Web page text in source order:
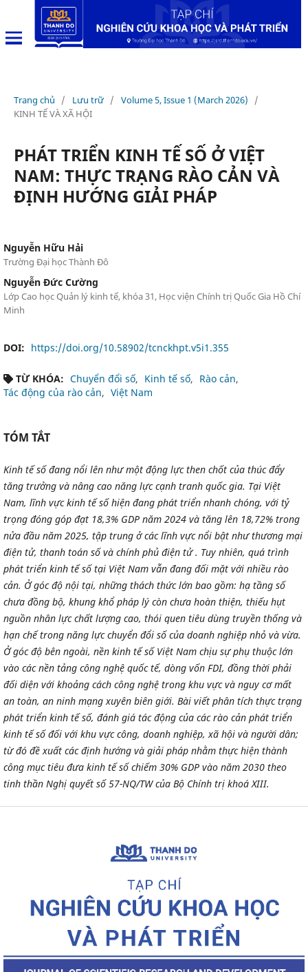
Trang chủ / Lưu trữ / Volume 5, Issue 1 (March 2026)
/
KINH TẾ VÀ XÃ HỘI
PHÁT TRIỂN KINH TẾ SỐ Ở VIỆT
NAM: THỰC TRẠNG RÀO CẢN VÀ
ĐỊNH HƯỚNG GIẢI PHÁP
Nguyễn Hữu Hải
Trường Đại học Thành Đô
Nguyễn Đức Cường
Lớp Cao học Quản lý kinh tế, khóa 31, Học viện Chính trị Quốc Gia Hồ Chí
Minh
DOI: https://doi.org/10.58902/tcnckhpt.v5i1.355
TỪ KHÓA: Chuyển đổi số Kinh tế số
Rào cản
Tác động của rào cản
Việt Nam
TÓM TẮT
Kinh tế số đang nổi lên như một động lực then chốt của thúc đẩy
tăng trưởng và nâng cao năng lực cạnh tranh quốc gia. Tại Việt
Nam, lĩnh vực kinh tế số hiện đang phát triển nhanh chóng, với tỷ
trọng đóng góp đạt 18,3% GDP năm 2024 và tăng lên 18,72% trong
nửa đầu năm 2025, tập trung ở các lĩnh vực nổi bật như thương mại
điện tử, thanh toán số và chính phủ điện tử . Tuy nhiên, quá trình
phát triển kinh tế số tại Việt Nam vẫn đang đối mặt với nhiều rào
cản. Ở góc độ nội tại, những thách thức lớn bao gồm: hạ tầng số
chưa đồng bộ, khung khổ pháp lý còn chưa hoàn thiện, thiếu hụt
nguồn nhân lực chất lượng cao, thói quen tiêu dùng truyền thống và
hạn chế trong năng lực chuyển đổi số của doanh nghiệp nhỏ và vừa.
Ở góc độ bên ngoài, nền kinh tế số Việt Nam chịu sự phụ thuộc lớn
vào các nền tảng công nghệ quốc tế, dòng vốn FDI, đồng thời phải
đối diện với khoảng cách công nghệ trong khu vực và nguy cơ mất
an toàn, an ninh mạng xuyên biên giới. Bài viết phân tích thực trạng
phát triển kinh tế số, đánh giá tác động của các rào cản phát triển
kinh tế số đối với khu vực công, doanh nghiệp, xã hội và người dân;
từ đó đề xuất các định hướng và giải pháp nhằm thực hiện thành
công mục tiêu đưa kinh tế số chiếm 30% GDP vào năm 2030 theo
tinh thần Nghị quyết số 57-NQ/TW của Bộ Chính trị khoá XIII.